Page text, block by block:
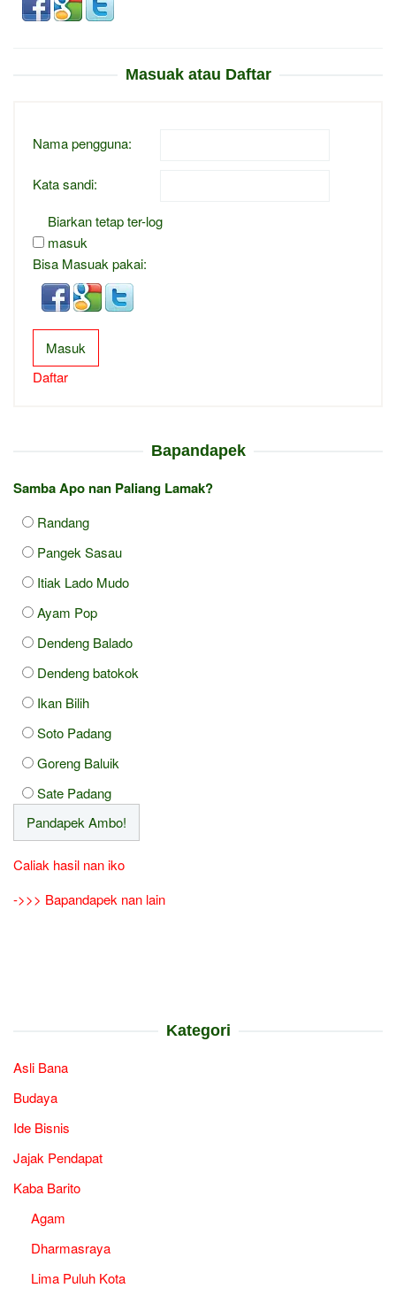
Masuak atau Daftar
Nama pengguna:
Kata sandi:
Biarkan tetap ter-log
masuk
Bisa Masuak pakai:
Masuk
Daftar
Bapandapek
Samba Apo nan Paliang Lamak?
Randang
Pangek Sasau
Itiak Lado Mudo
Ayam Pop
Dendeng Balado
Dendeng batokok
Ikan Bilih
Soto Padang
Goreng Baluik
Sate Padang
Caliak hasil nan iko
->>> Bapandapek nan lain
Kategori
Asli Bana
Budaya
Ide Bisnis
Jajak Pendapat
Kaba Barito
Agam
Dharmasraya
Lima Puluh Kota